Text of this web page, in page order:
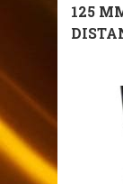
125